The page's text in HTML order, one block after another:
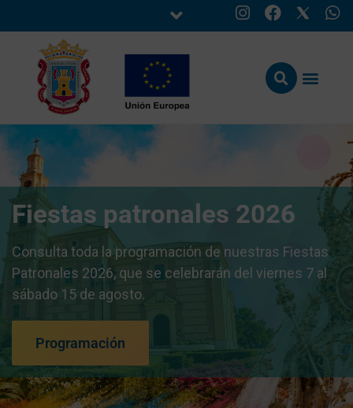
Fiestas patronales 2026
Consulta toda la programación de nuestras Fiestas
Patronales 2026, que se celebrarán del viernes 7 al
sábado 15 de agosto.
Programación